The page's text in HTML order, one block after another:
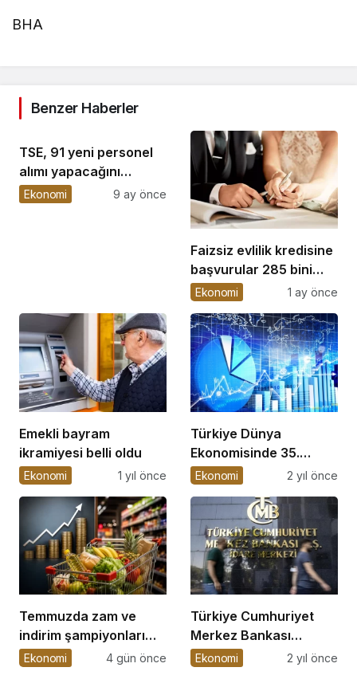
BHA
Benzer Haberler
TSE, 91 yeni personel
alımı yapacağını
duyurdu
Ekonomi 9 ay önce
Faizsiz evlilik kredisine
başvurular 285 bini
geçti
Ekonomi 1 ay önce
Emekli bayram
ikramiyesi belli oldu
Ekonomi 1 yıl önce
Türkiye Dünya
Ekonomisinde 35.
Sırada
Ekonomi 2 yıl önce
Temmuzda zam ve
indirim şampiyonları
belli oldu
Ekonomi 4 gün önce
Türkiye Cumhuriyet
Merkez Bankası
(TCMB), 2025 yılı Para
Ekonomi 2 yıl önce